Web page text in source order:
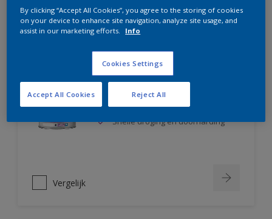
Rubbol BL Rezisto Satin
Extreem kras- en slijtvast
Huidvetresistente zijdeglanslak
Snelle droging en doorharding
Vergelijk
By clicking “Accept All Cookies”, you agree to the storing of cookies
on your device to enhance site navigation, analyze site usage, and
assist in our marketing efforts.
Info
Cookies Settings
Reject All
Accept All Cookies